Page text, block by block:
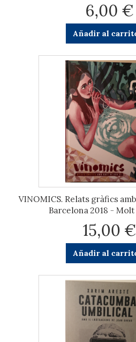
6,00 €
Añadir al
VINOMICS. Relats gràfics
Barcelona 2018 -
15,00 €
Añadir al